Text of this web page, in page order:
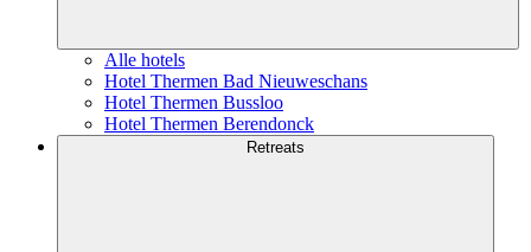
Alle hotels
Hotel Thermen Bad Nieuweschans
Hotel Thermen Bussloo
Hotel Thermen Berendonck
Retreats